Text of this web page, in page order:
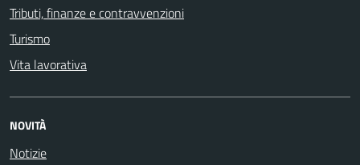
Tributi, finanze e contravvenzioni
Turismo
Vita lavorativa
NOVITÀ
Notizie